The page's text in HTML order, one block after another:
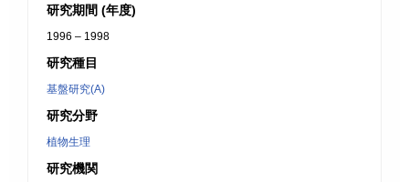
研究期間 (年度)
1996 – 1998
研究種目
基盤研究(A)
研究分野
植物生理
研究機関